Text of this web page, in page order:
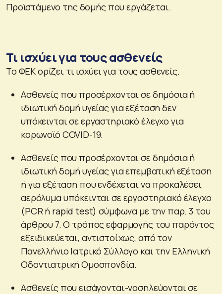
Προϊστάμενο της δομής που εργάζεται.
Τι ισχύει για τους ασθενείς
Το ΦΕΚ ορίζει τι ισχύει για τους ασθενείς.
Ασθενείς που προσέρχονται σε δημόσια ή
ιδιωτική δομή υγείας για εξέταση δεν
υπόκεινται σε εργαστηριακό έλεγχο για
κορωνοϊό COVID-19.
Ασθενείς που προσέρχονται σε δημόσια ή
ιδιωτική δομή υγείας για επεμβατική εξέταση
ή για εξέταση που ενδέχεται να προκαλέσει
αερόλυμα υπόκεινται σε εργαστηριακό έλεγχο
(PCR ή rapid test) σύμφωνα με την παρ. 3 του
άρθρου 7. Ο τρόπος εφαρμογής του παρόντος
εξειδικεύεται, αντιστοίχως, από τον
Πανελλήνιο Ιατρικό Σύλλογο και την Ελληνική
Οδοντιατρική Ομοσπονδία.
Ασθενείς που εισάγονται-νοσηλεύονται σε